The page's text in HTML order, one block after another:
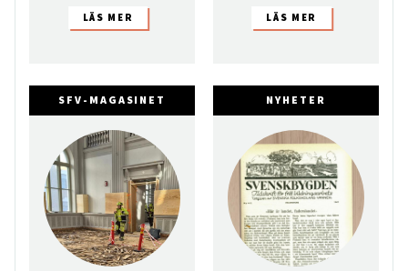
SFV-MAGASINET NYHETER